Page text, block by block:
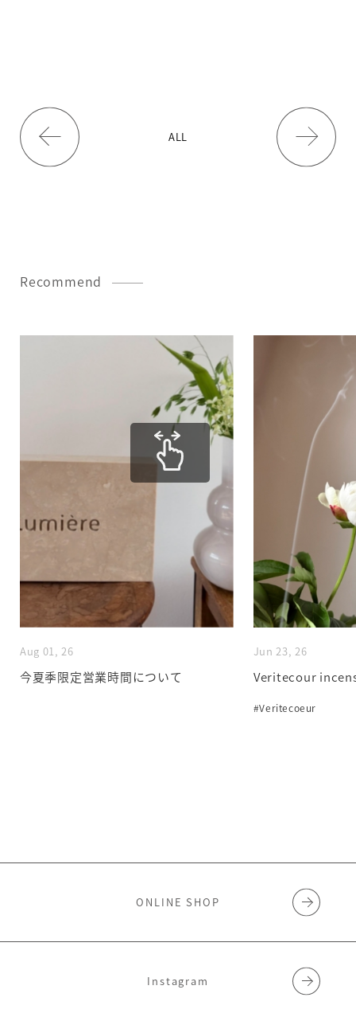
ALL
Recommend
Aug 01, 26
今夏季限定営業時間について
Jun 23, 26
Veritecour
#Veritecoeur
ONLINE SHOP
Instagram